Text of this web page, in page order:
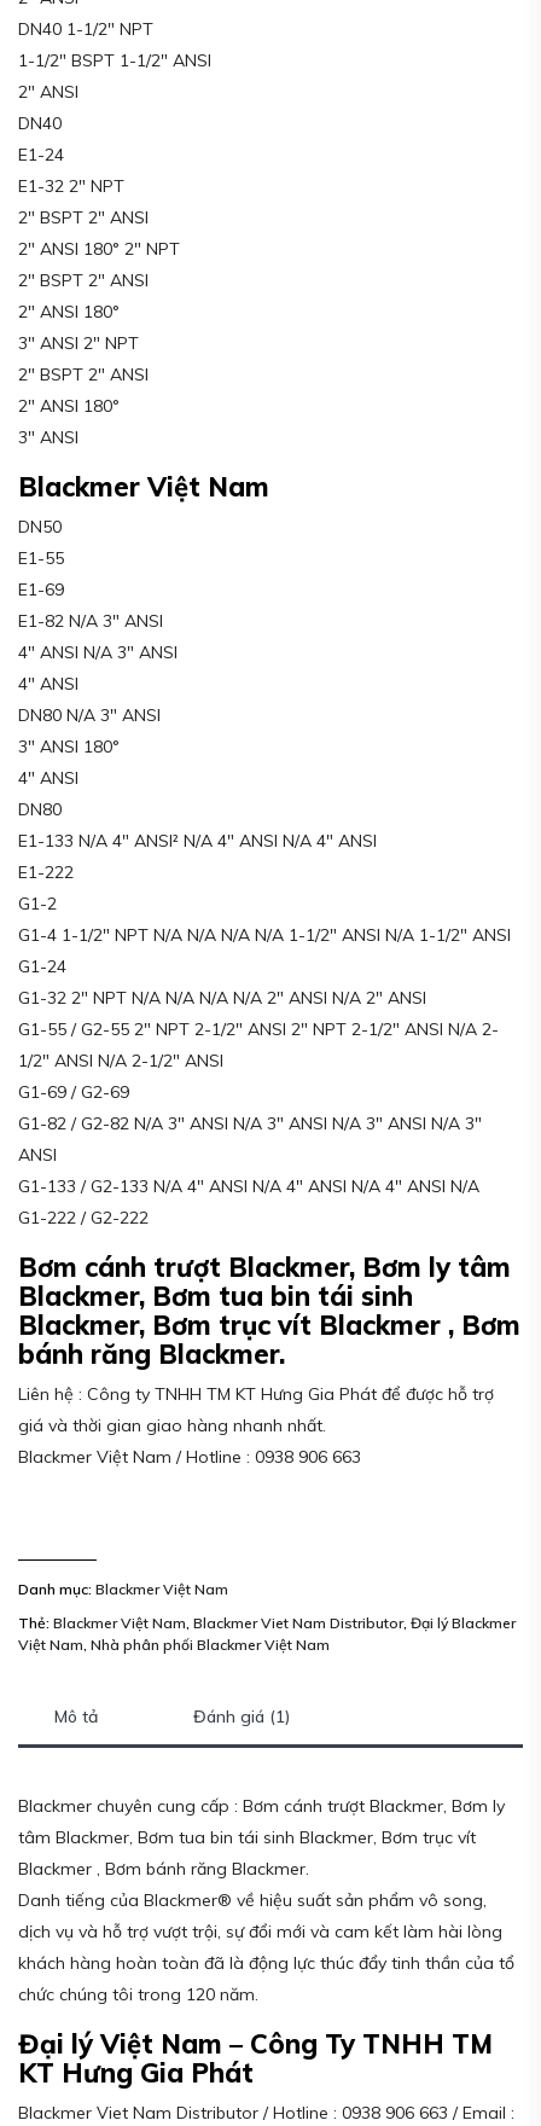
DN40 1-1/2″ NPT
1-1/2″ BSPT 1-1/2″ ANSI
2″ ANSI
DN40
E1-24
E1-32 2″ NPT
2″ BSPT 2″ ANSI
2″ ANSI 180° 2″ NPT
2″ BSPT 2″ ANSI
2″ ANSI 180°
3″ ANSI 2″ NPT
2″ BSPT 2″ ANSI
2″ ANSI 180°
3″ ANSI
Blackmer Việt Nam
DN50
E1-55
E1-69
E1-82 N/A 3″ ANSI
4″ ANSI N/A 3″ ANSI
4″ ANSI
DN80 N/A 3″ ANSI
3″ ANSI 180°
4″ ANSI
DN80
E1-133 N/A 4″ ANSI² N/A 4″ ANSI N/A 4″ ANSI
E1-222
G1-2
G1-4 1-1/2″ NPT N/A N/A N/A N/A 1-1/2″ ANSI N/A 1-1/2″ ANSI
G1-24
G1-32 2″ NPT N/A N/A N/A N/A 2″ ANSI N/A 2″ ANSI
G1-55 / G2-55 2″ NPT 2-1/2″ ANSI 2″ NPT 2-1/2″ ANSI N/A 2-
1/2″ ANSI N/A 2-1/2″ ANSI
G1-69 / G2-69
G1-82 / G2-82 N/A 3″ ANSI N/A 3″ ANSI N/A 3″ ANSI N/A 3″
ANSI
G1-133 / G2-133 N/A 4″ ANSI N/A 4″ ANSI N/A 4″ ANSI N/A
G1-222 / G2-222
Bơm cánh trượt Blackmer, Bơm ly tâm
Blackmer, Bơm tua bin tái sinh
Blackmer, Bơm trục vít Blackmer , Bơm
bánh răng Blackmer.
Liên hệ : Công ty TNHH TM KT Hưng Gia Phát để được hỗ trợ
giá và thời gian giao hàng nhanh nhất.
Blackmer Việt Nam / Hotline : 0938 906 663
Danh mục: Blackmer Việt Nam
Thẻ: Blackmer Việt Nam, Blackmer Viet Nam Distributor, Đại lý Blackmer
Việt Nam, Nhà phân phối Blackmer Việt Nam
Mô tả Đánh giá (1)
Blackmer chuyên cung cấp : Bơm cánh trượt Blackmer, Bơm ly
tâm Blackmer, Bơm tua bin tái sinh Blackmer, Bơm trục vít
Blackmer , Bơm bánh răng Blackmer.
Danh tiếng của Blackmer® về hiệu suất sản phẩm vô song,
dịch vụ và hỗ trợ vượt trội, sự đổi mới và cam kết làm hài lòng
khách hàng hoàn toàn đã là động lực thúc đẩy tinh thần của tổ
chức chúng tôi trong 120 năm.
Đại lý Việt Nam – Công Ty TNHH TM
KT Hưng Gia Phát
Blackmer Viet Nam Distributor / Hotline : 0938 906 663 / Email :